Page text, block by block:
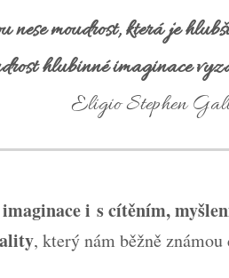
nese moudrost, která je
hlubinné imaginace
Eligio Stephen
i s cítěním,
, který nám běžně